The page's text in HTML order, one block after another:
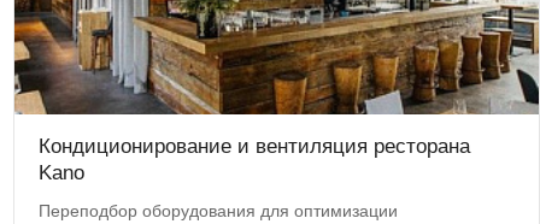
Кондиционирование и вентиляция ресторана
Kano
Переподбор оборудования для оптимизации